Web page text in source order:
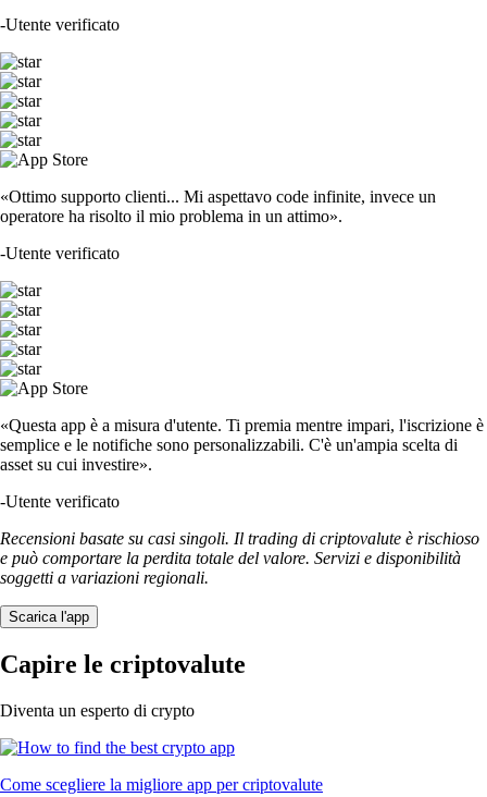
-Utente verificato
«Ottimo supporto clienti... Mi aspettavo code infinite, invece un
operatore ha risolto il mio problema in un attimo».
-Utente verificato
«Questa app è a misura d'utente. Ti premia mentre impari, l'iscrizione è
semplice e le notifiche sono personalizzabili. C'è un'ampia scelta di
asset su cui investire».
-Utente verificato
Recensioni basate su casi singoli. Il trading di criptovalute è rischioso
e può comportare la perdita totale del valore. Servizi e disponibilità
soggetti a variazioni regionali.
Scarica l'app
Capire le criptovalute
Diventa un esperto di crypto
Come scegliere la migliore app per criptovalute